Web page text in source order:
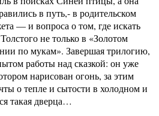
в путь,- в родительском
— и вопроса о том, где искать
не только в «Золотом
по мукам». Завершая трилогию,
работы над сказкой: он уже
нарисован огонь, за этим
о тепле и сытости в холодном и
такая дверца…